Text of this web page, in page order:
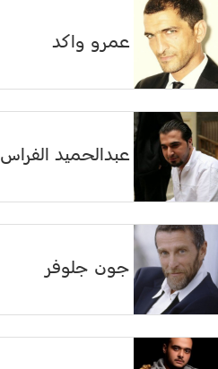
عمرو واكد
عبدالحميد الفراس
جون جلوفر